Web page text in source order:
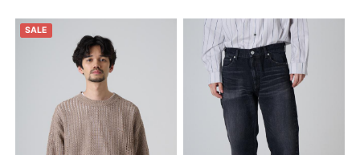
SALE